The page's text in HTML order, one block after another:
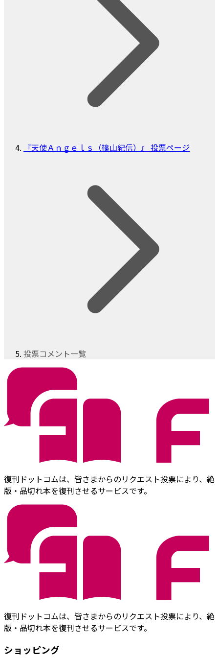
『天使Ａｎｇｅｌｓ（篠山紀信）』 投票ページ
投票コメント一覧
復刊ドットコムは、皆さまからのリクエスト投票により、絶
版・品切れ本を復刊させるサービスです。
復刊ドットコムは、皆さまからのリクエスト投票により、絶
版・品切れ本を復刊させるサービスです。
ショッピング